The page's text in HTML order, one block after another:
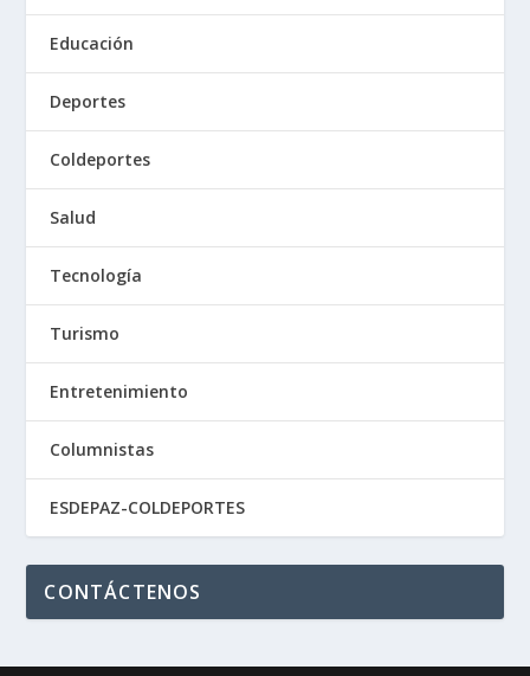
Educación
Deportes
Coldeportes
Salud
Tecnología
Turismo
Entretenimiento
Columnistas
ESDEPAZ-COLDEPORTES
CONTÁCTENOS